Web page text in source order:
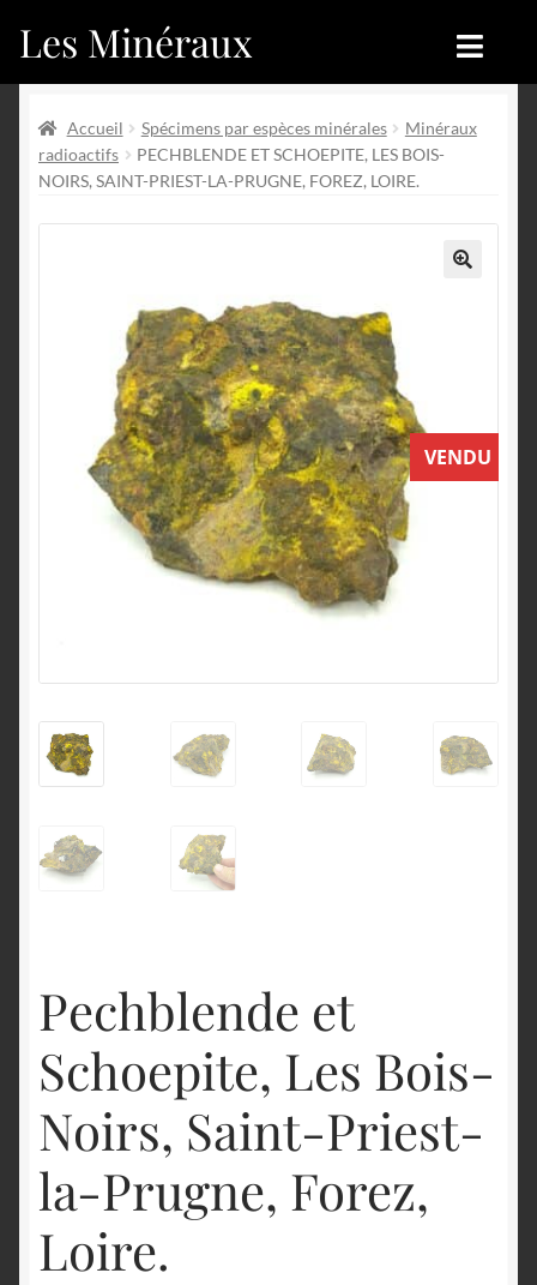
Aller
à
navigation
Aller
au
Les Minéraux
Catégories
Nouveautés
Français
Boutique
Nouveautés
Contactez-nous
Sites amis
Accueil Spécimens par espèces minérales
Minéraux
radioactifs
PECHBLENDE ET SCHOEPITE, LES BOIS-
NOIRS, SAINT-PRIEST-LA-PRUGNE, FOREZ, LOIRE.
VENDU
Pechblende et
Schoepite, Les Bois-
Noirs, Saint-Priest-
la-Prugne, Forez,
Loire.